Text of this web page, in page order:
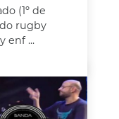
(1º de
rugby
enf ...